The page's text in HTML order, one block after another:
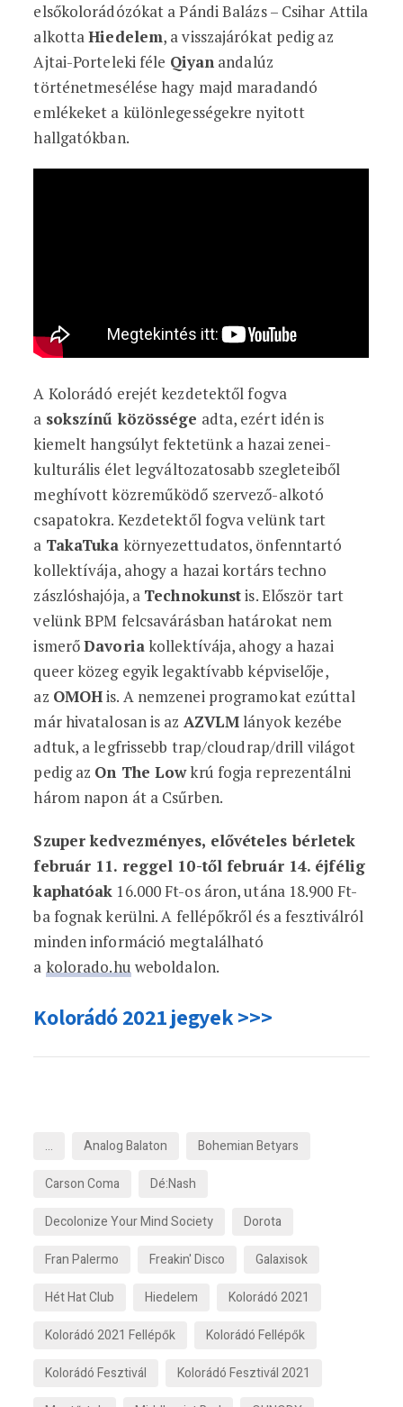
elsőkolorádózókat a Pándi Balázs – Csihar Attila
alkottaHiedelem, a visszajárókat pedig az
Ajtai-Porteleki féle Qiyan andalúz
történetmesélése hagy majd maradandó
emlékeket a különlegességekre nyitott
hallgatókban.
A Kolorádó erejét kezdetektől fogva
a sokszínű közössége adta, ezért idén is
kiemelt hangsúlyt fektetünk a hazai zenei-
kulturális élet legváltozatosabb szegleteiből
meghívott közreműködő szervező-alkotó
csapatokra. Kezdetektől fogva velünk tart
a TakaTuka környezettudatos, önfenntartó
kollektívája, ahogy a hazai kortárs techno
zászlóshajója, a Technokunstis. Először tart
velünk BPM felcsavárásban határokat nem
ismerőDavoriakollektívája, ahogy a hazai
queer közeg egyik legaktívabb képviselője,
az OMOHis. A nemzenei programokat ezúttal
már hivatalosan is az AZVLM lányok kezébe
adtuk, a legfrissebb trap/cloudrap/drill világot
pedig az On The Lowkrú fogja reprezentálni
három napon át a Csűrben.
Szuper kedvezményes, elővételes bérletek
február 11. reggel 10-től február 14. éjfélig
kaphatóak 16.000 Ft-os áron, utána 18.900 Ft-
ba fognak kerülni. A fellépőkről és a fesztiválról
minden információ megtalálható
a kolorado.hu weboldalon.
Kolorádó 2021 jegyek >>>
… Analog Balaton
Bohemian Betyars
Carson Coma
Dé:Nash
Decolonize Your Mind Society
Dorota
Fran Palermo
Freakin' Disco
Galaxisok
Hét Hat Club
Hiedelem
Kolorádó 2021
Kolorádó 2021 Fellépők
Kolorádó Fellépők
Kolorádó Fesztivál
Kolorádó Fesztivál 2021